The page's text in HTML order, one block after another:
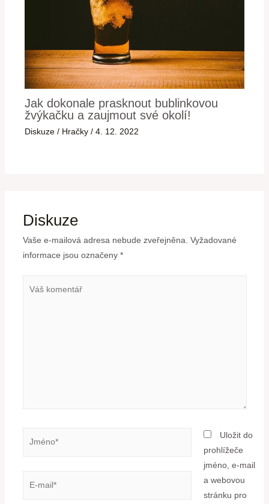
Jak dokonale prasknout bublinkovou
žvýkačku a zaujmout své okolí!
Diskuze / Hračky /4. 12. 2022
Diskuze
Vaše e-mailová adresa nebude zveřejněna. Vyžadované
informace jsou označeny *
Uložit do
prohlížeče
jméno, e-mail
a webovou
stránku pro